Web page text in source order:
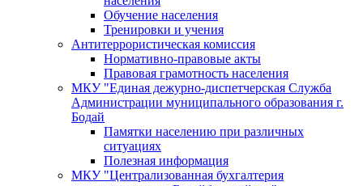
Обучение населения
Тренировки и учения
Антитеррористическая комиссия
Нормативно-правовые акты
Правовая грамотность населения
МКУ "Единая дежурно-диспетчерская Служба
Администрации муниципального образования г.
Бодай
Памятки населению при различных
ситуациях
Полезная информация
МКУ "Централизованная бухгалтерия